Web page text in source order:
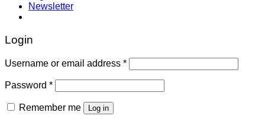
Newsletter
Login
Username or email address *
Password *
Remember me Log in